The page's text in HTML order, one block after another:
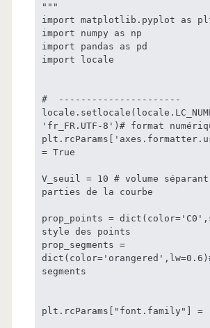
"""
import matplotlib.pyplot as
import numpy as np
import pandas as pd
import locale
#  ----------------------
'fr_FR.UTF-8')# format
= True
V_seuil = 10 # volume
parties de la courbe
prop_points =
style des points
prop_segments =
segments
plt.rcParams["font.family"] =